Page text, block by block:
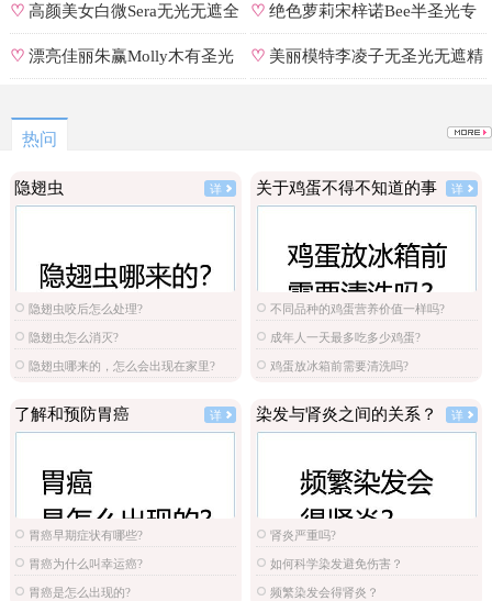
号
♡高颜美女白微Sera无光无遮全
集
♡ 绝色萝莉宋梓诺Bee半圣光专
辑
♡漂亮佳丽朱赢Molly木有圣光 ♡ 美丽模特李凌子无圣光无遮精
热问
隐翅虫 详
隐翅虫咬后怎么处理?
隐翅虫怎么消灭?
隐翅虫哪来的，怎么会出现在家里?
关于鸡蛋不得不知道的事 详
不同品种的鸡蛋营养价值一样吗?
成年人一天最多吃多少鸡蛋?
鸡蛋放冰箱前需要清洗吗?
了解和预防胃癌 详
胃癌早期症状有哪些?
胃癌为什么叫幸运癌?
胃癌是怎么出现的?
染发与肾炎之间的关系？ 详
肾炎严重吗?
如何科学染发避免伤害？
频繁染发会得肾炎？